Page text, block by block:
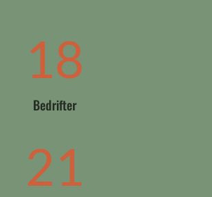
18
Bedrifter
21